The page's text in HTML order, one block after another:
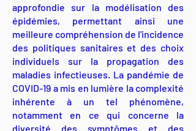
approfondie sur la modélisation des
épidémies, permettant ainsi une
meilleure compréhension de l'incidence
des politiques sanitaires et des choix
individuels sur la propagation des
maladies infectieuses. La pandémie de
COVID-19 a mis en lumière la complexité
inhérente à un tel phénomène,
notamment en ce qui concerne la
diversité des symptômes et des